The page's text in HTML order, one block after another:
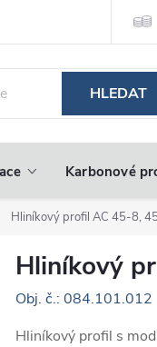
HLEDAT
Karbonové
Hliníkový profil AC 45-8,
Hliníkový
Obj. č.: 084.101.012
Hliníkový profil s